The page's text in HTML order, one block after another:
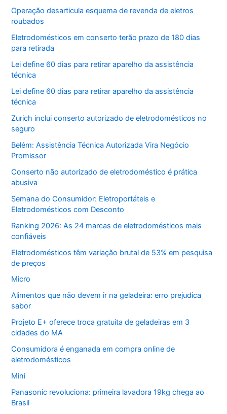
Operação desarticula esquema de revenda de eletros
roubados
Eletrodomésticos em conserto terão prazo de 180 dias
para retirada
Lei define 60 dias para retirar aparelho da assistência
técnica
Lei define 60 dias para retirar aparelho da assistência
técnica
Zurich inclui conserto autorizado de eletrodomésticos no
seguro
Belém: Assistência Técnica Autorizada Vira Negócio
Promissor
Conserto não autorizado de eletrodoméstico é prática
abusiva
Semana do Consumidor: Eletroportáteis e
Eletrodomésticos com Desconto
Ranking 2026: As 24 marcas de eletrodomésticos mais
confiáveis
Eletrodomésticos têm variação brutal de 53% em pesquisa
de preços
Micro
Alimentos que não devem ir na geladeira: erro prejudica
sabor
Projeto E+ oferece troca gratuita de geladeiras em 3
cidades do MA
Consumidora é enganada em compra online de
eletrodomésticos
Mini
Panasonic revoluciona: primeira lavadora 19kg chega ao
Brasil